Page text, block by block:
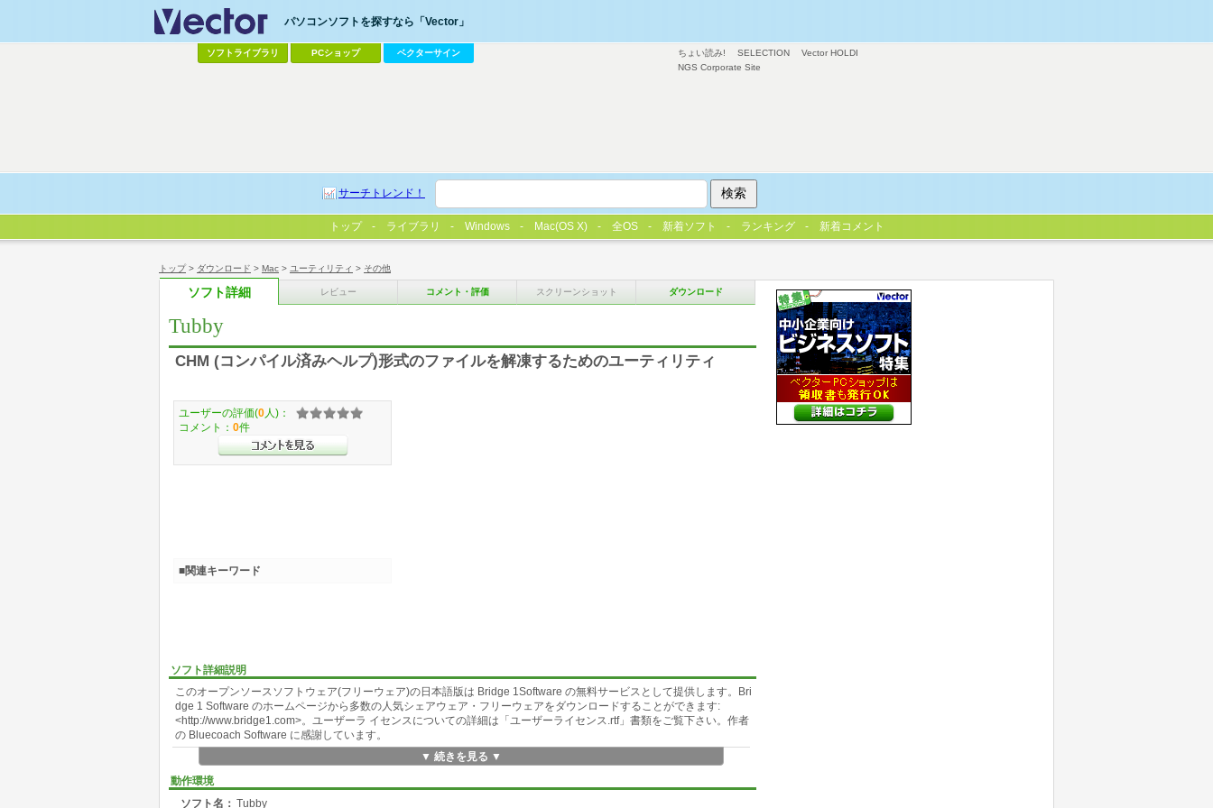
トップ> ダウンロード > Mac > ユーティリティ > その他
ソフト詳細 レビュー コメント・評価 スクリーンショット ダウンロード
Tubby
CHM (コンパイル済みヘルプ)形式のファイルを解凍するためのユーティリティ
ソフト詳細説明
このオープンソースソフトウェア(フリーウェア)の日本語版は Bridge 1Software の無料サービスとして提供します。Bri
dge 1 Software のホームページから多数の人気シェアウェア・フリーウェアをダウンロードすることができます:
<http://www.bridge1.com>。ユーザーラ イセンスについての詳細は「ユーザーライセンス.rtf」書類をご覧下さい。作者
の Bluecoach Software に感謝しています。
Tubbyは CHM (コンパイル済みヘルプ)形式のファイルを解凍するためのユーティリティです。CHM ファイルは Windo
ws98 からサポートされた、Windows 用の HTML 形式のヘルプファイルです。CHM ヘルプファイルで、複数のHTMLフ
ァイルや画像は 1つの圧縮されたファイルにまとめられます。Mac OS X 上で CHMファイルを読み込むことができるよ
▼ 続きを見る ▼
動作環境
ソフト名： Tubby
ユーザーの評価(0 人)：
コメント： 0件
■関連キーワード
ちょい読み! SELECTION
Vector HOLDI
NGS Corporate Site
パソコンソフトを探すなら「Vector」
ソフトライブラリ PCショップ ベクターサイン
サーチトレンド！
トップ ライブラリ Windows Mac(OS X) 全OS 新着ソフト ランキング 新着コメント